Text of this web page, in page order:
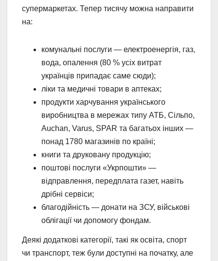
супермаркетах. Тепер тисячу можна направити
на:
комунальні послуги — електроенергія, газ,
вода, опалення (80 % усіх витрат
українців припадає саме сюди);
ліки та медичні товари в аптеках;
продукти харчування українського
виробництва в мережах типу АТБ, Сільпо,
Auchan, Varus, SPAR та багатьох інших —
понад 1780 магазинів по країні;
книги та друковану продукцію;
поштові послуги «Укрпошти» —
відправлення, передплата газет, навіть
дрібні сервіси;
благодійність — донати на ЗСУ, військові
облігації чи допомогу фондам.
Деякі додаткові категорії, такі як освіта, спорт
чи транспорт, теж були доступні на початку, але